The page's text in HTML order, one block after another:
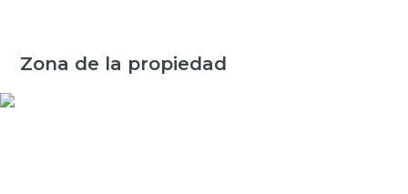
Zona de la propiedad